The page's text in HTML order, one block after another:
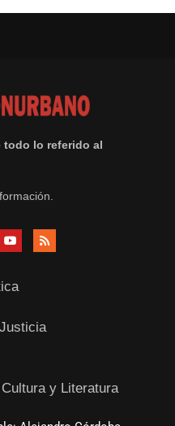
todo lo referido al
Justicia
Cultura y Literatura